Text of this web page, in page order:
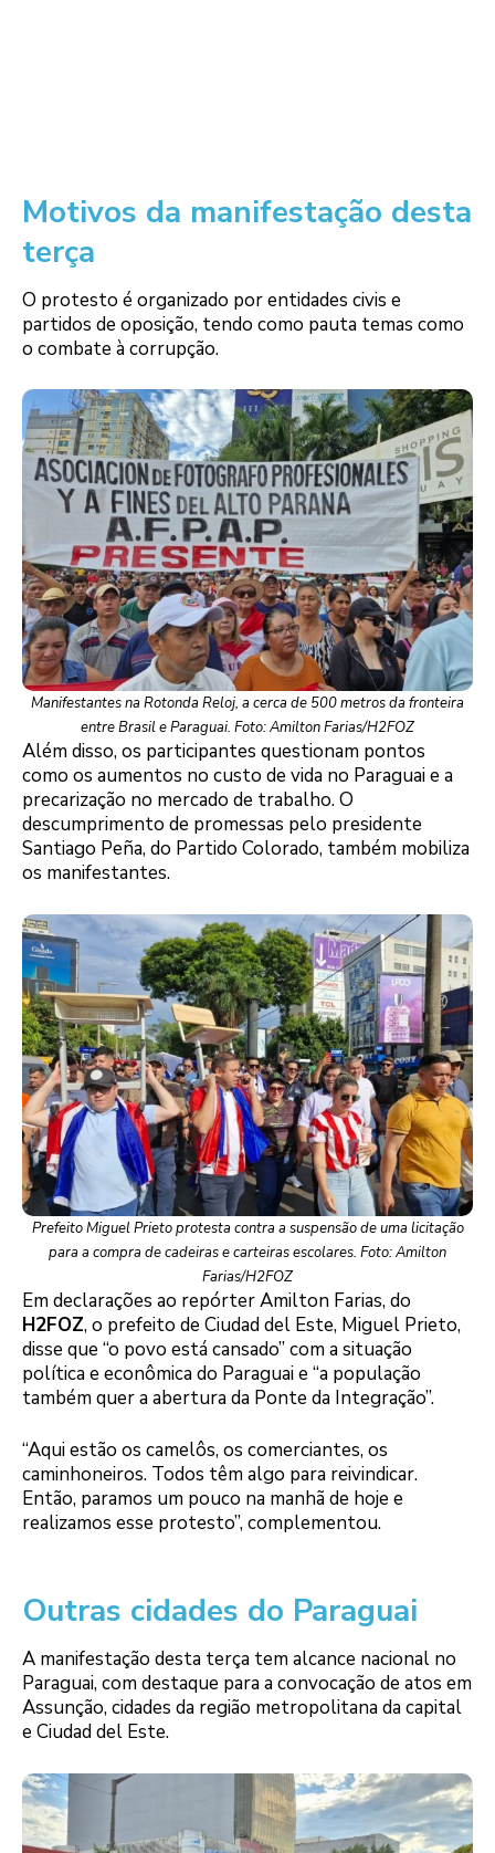
Motivos da manifestação desta
terça
O protesto é organizado por entidades civis e
partidos de oposição, tendo como pauta temas como
o combate à corrupção.
Manifestantes na Rotonda Reloj, a cerca de 500 metros da fronteira
entre Brasil e Paraguai. Foto: Amilton Farias/H2FOZ
Além disso, os participantes questionam pontos
como os aumentos no custo de vida no Paraguai e a
precarização no mercado de trabalho. O
descumprimento de promessas pelo presidente
Santiago Peña, do Partido Colorado, também mobiliza
os manifestantes.
Prefeito Miguel Prieto protesta contra a suspensão de uma licitação
para a compra de cadeiras e carteiras escolares. Foto: Amilton
Farias/H2FOZ
Em declarações ao repórter Amilton Farias, do
H2FOZ, o prefeito de Ciudad del Este, Miguel Prieto,
disse que “o povo está cansado” com a situação
política e econômica do Paraguai e “a população
também quer a abertura da Ponte da Integração”.
“Aqui estão os camelôs, os comerciantes, os
caminhoneiros. Todos têm algo para reivindicar.
Então, paramos um pouco na manhã de hoje e
realizamos esse protesto”, complementou.
Outras cidades do Paraguai
A manifestação desta terça tem alcance nacional no
Paraguai, com destaque para a convocação de atos em
Assunção, cidades da região metropolitana da capital
e Ciudad del Este.